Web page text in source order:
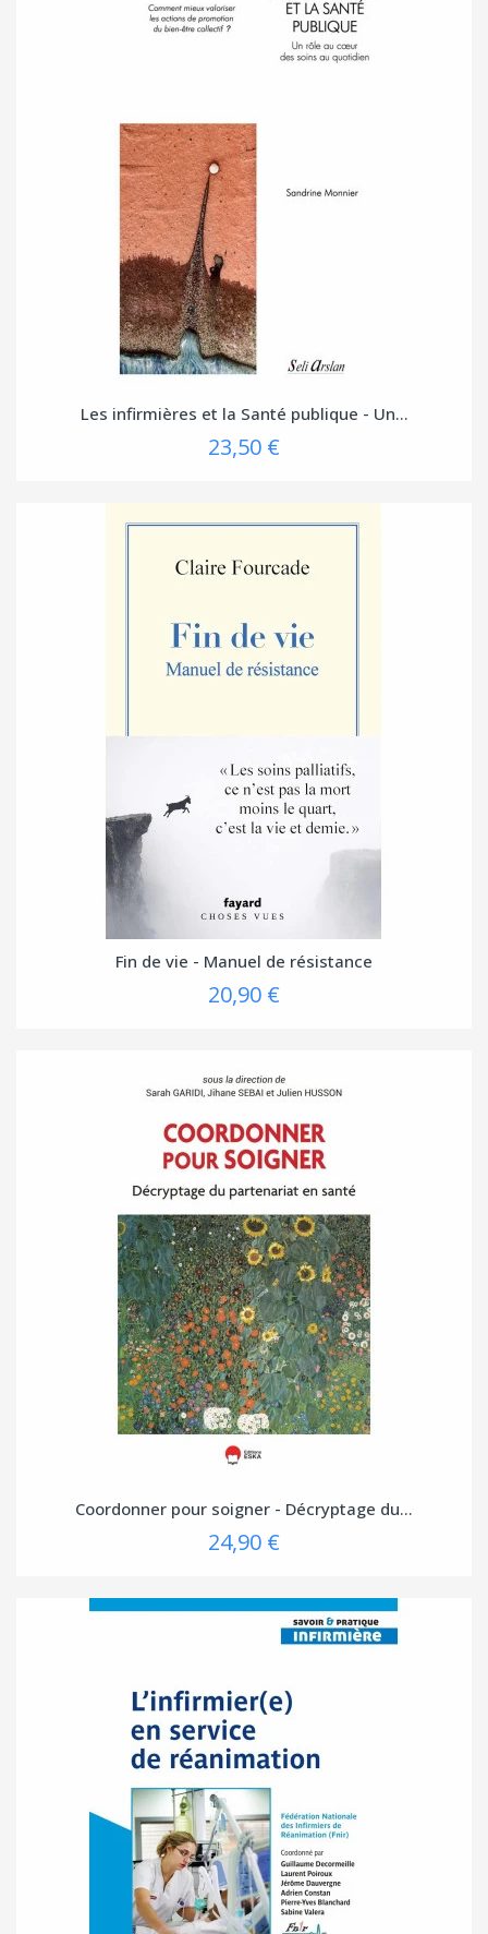
Les infirmières et la Santé publique - Un...
23,50 €
Fin de vie - Manuel de résistance
20,90 €
Coordonner pour soigner - Décryptage du...
24,90 €